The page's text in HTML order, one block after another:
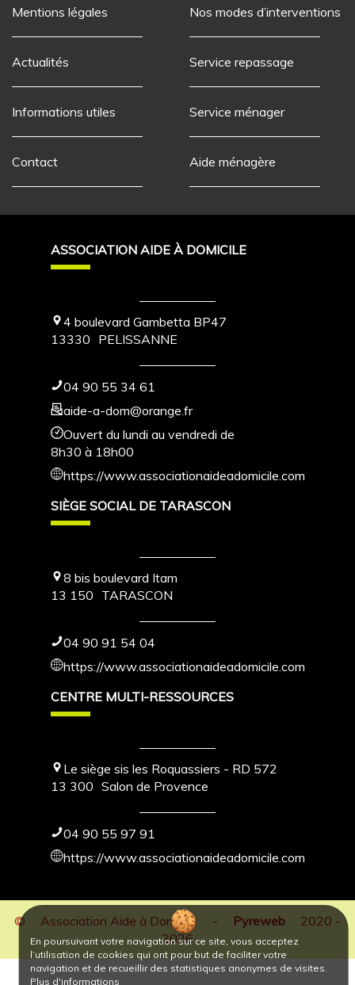
Mentions légales
Actualités
Informations utiles
Contact
Nos modes d’interventions
Service repassage
Service ménager
Aide ménagère
ASSOCIATION AIDE À DOMICILE
4 boulevard Gambetta BP47
13330 PELISSANNE
04 90 55 34 61
aide-a-dom@orange.fr
Ouvert du lundi au vendredi de
8h30 à 18h00
https://www.associationaideadomicile.com
SIÈGE SOCIAL DE TARASCON
8 bis boulevard Itam
13 150 TARASCON
04 90 91 54 04
https://www.associationaideadomicile.com
CENTRE MULTI-RESSOURCES
Le siège sis les Roquassiers - RD 572
13 300 Salon de Provence
04 90 55 97 91
https://www.associationaideadomicile.com
© Association Aide à Domicile - Pyreweb
2020 -
2026
En poursuivant votre navigation sur ce site, vous acceptez
l’utilisation de cookies qui ont pour but de faciliter votre
navigation et de recueillir des statistiques anonymes de visites.
Plus d'informations